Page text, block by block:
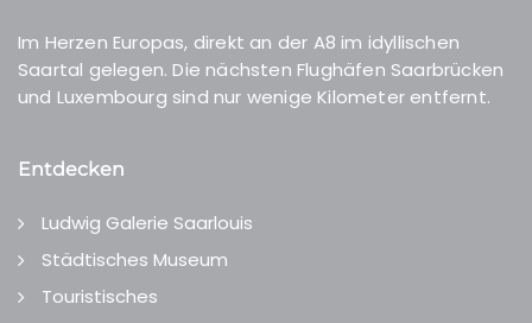
Im Herzen Europas, direkt an der A8 im idyllischen
Saartal gelegen. Die nächsten Flughäfen Saarbrücken
und Luxembourg sind nur wenige Kilometer entfernt.
Entdecken
Ludwig Galerie Saarlouis
Städtisches Museum
Touristisches